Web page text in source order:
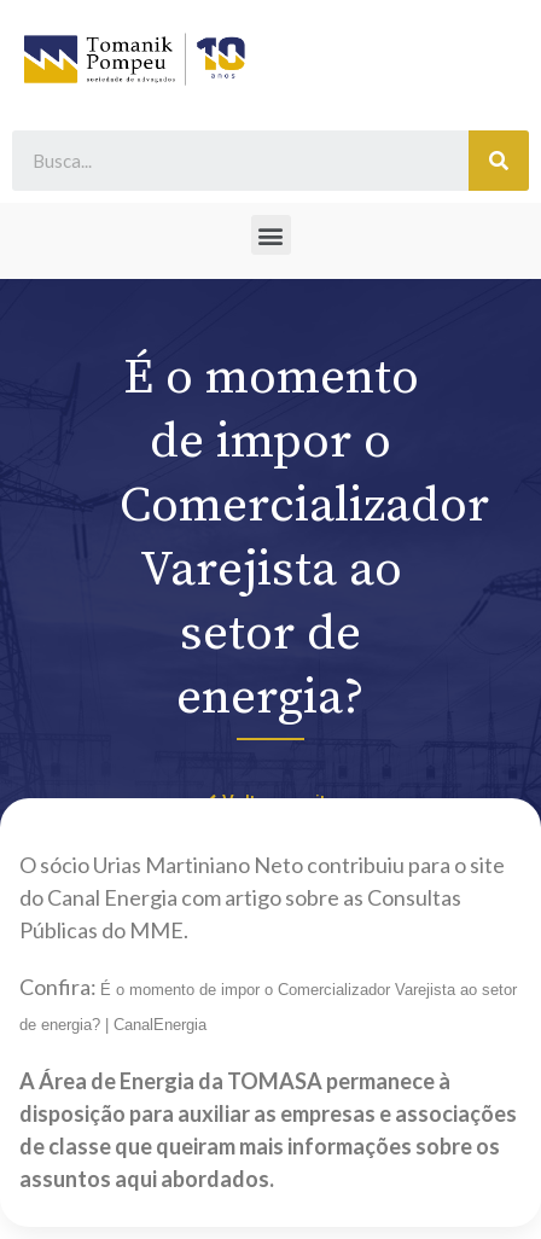
É o momento
de impor o
Comercializador
Varejista ao
setor de
energia?
Voltar ao site
O sócio Urias Martiniano Neto contribuiu para o site
do Canal Energia com artigo sobre as Consultas
Públicas do MME.
Confira: É o momento de impor o Comercializador Varejista ao setor
de energia? | CanalEnergia
A Área de Energia da TOMASA permanece à
disposição para auxiliar as empresas e associações
de classe que queiram mais informações sobre os
assuntos aqui abordados.